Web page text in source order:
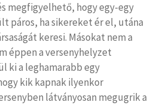
megfigyelhető, hogy egy-egy
páros, ha sikereket ér el, utána
keresi. Másokat nem a
éppen a versenyhelyzet
ki a leghamarabb egy
kik kapnak ilyenkor
látványosan megugrik a